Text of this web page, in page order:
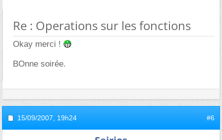
Re : Operations sur les fonctions
Okay merci !
BOnne soirée.
15/09/2007, 19h24 #6